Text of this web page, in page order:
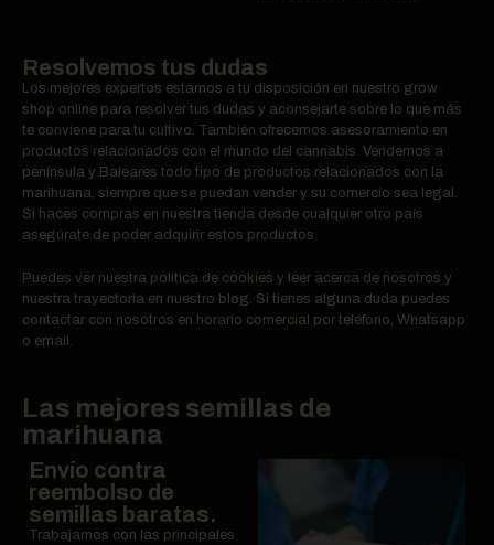
Resolvemos tus dudas
Los mejores expertos estamos a tu disposición en nuestro grow
shop online para resolver tus dudas y aconsejarte sobre lo que más
te conviene para tu cultivo. También ofrecemos asesoramiento en
productos relacionados con el mundo del cannabis. Vendemos a
península y Baleares todo tipo de productos relacionados con la
marihuana, siempre que se puedan vender y su comercio sea legal.
Si haces compras en nuestra tienda desde cualquier otro país
asegúrate de poder adquirir estos productos.
Puedes ver nuestra política de cookies y leer acerca de nosotros y
nuestra trayectoria en nuestro blog. Si tienes alguna duda puedes
contactar con nosotros en horario comercial por teléfono, Whatsapp
o email.
Las mejores semillas de
marihuana
Envío contra
reembolso de
semillas baratas.
Trabajamos con las principales